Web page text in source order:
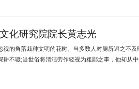
化研究院院长黄志光
视的角落栽种文明的花树。当多数人对厕所避之不
耕不辍;当世俗将清洁劳作轻视为粗鄙之事，他却从